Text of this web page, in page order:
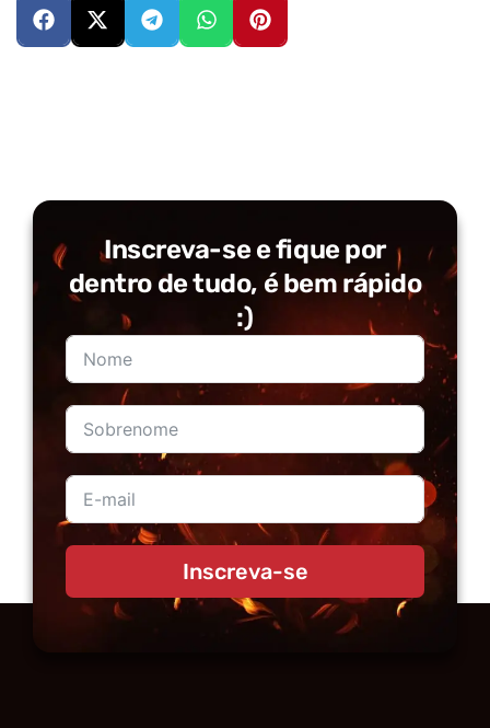
Inscreva-se e fique por
dentro de tudo, é bem rápido
:)
Inscreva-se